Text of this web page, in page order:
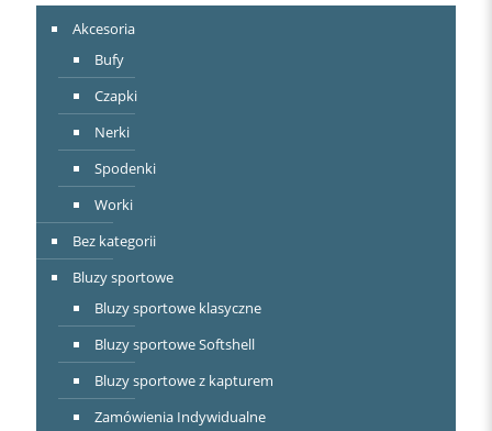
Akcesoria
Bufy
Czapki
Nerki
Spodenki
Worki
Bez kategorii
Bluzy sportowe
Bluzy sportowe klasyczne
Bluzy sportowe Softshell
Bluzy sportowe z kapturem
Zamówienia Indywidualne